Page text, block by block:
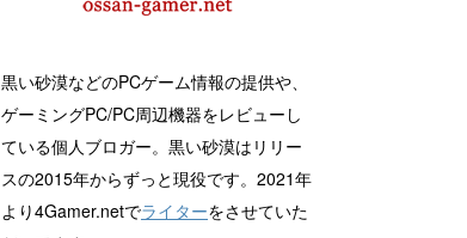
黒い砂漠などのPCゲーム情報の提供や、
ゲーミングPC/PC周辺機器をレビューし
ている個人ブロガー。黒い砂漠はリリー
スの2015年からずっと現役です。2021年
より4Gamer.netでライターをさせていた